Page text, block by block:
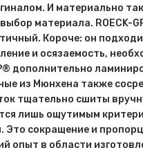
И материально
материала.
Короче: он
и осязаемость,
дополнительно
из Мюнхена также
тщательно сшиты
лишь ощутимым
Это сокращение и
опыт в области